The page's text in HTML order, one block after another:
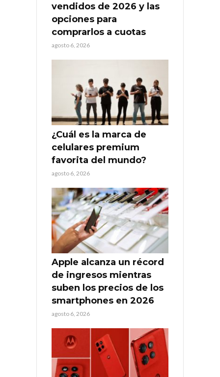
vendidos de 2026 y las
opciones para
comprarlos a cuotas
agosto 6, 2026
¿Cuál es la marca de
celulares premium
favorita del mundo?
agosto 6, 2026
Apple alcanza un récord
de ingresos mientras
suben los precios de los
smartphones en 2026
agosto 6, 2026